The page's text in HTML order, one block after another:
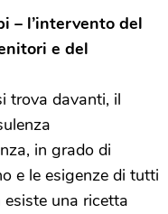
– l’intervento del
e del
trova davanti, il
in grado di
e le esigenze di tutti
una ricetta